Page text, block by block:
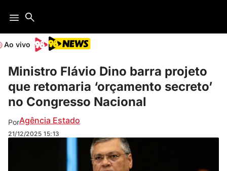
Ao vivo
Ministro Flávio Dino barra projeto
que retomaria ‘orçamento secreto’
no Congresso Nacional
PorAgência Estado
21/12/2025 15:13